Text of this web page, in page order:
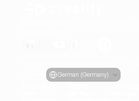
SpracheSelect Language
German (Germany)